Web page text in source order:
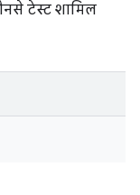
टेस्ट शामिल